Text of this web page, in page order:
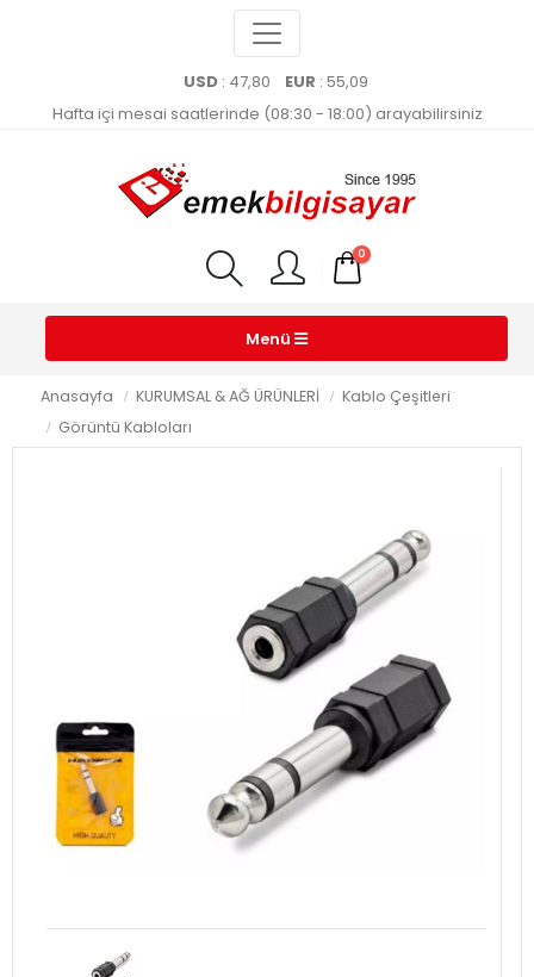
USD : 47,80 EUR : 55,09
Hafta içi mesai saatlerinde (08:30 - 18:00) arayabilirsiniz
0
Menü
Anasayfa KURUMSAL & AĞ ÜRÜNLERİ
Kablo Çeşitleri
Görüntü Kabloları